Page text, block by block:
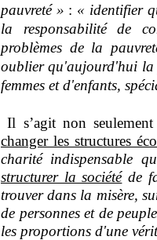
pauvreté » : « identifier
la responsabilité de
problèmes de la
oublier qu'aujourd'hui la
femmes et d'enfants,
Il s’agit non
changer les structures
charité indispensable
structurer la sociétéde
trouver dans la misère,
de personnes et de
les proportions d'une